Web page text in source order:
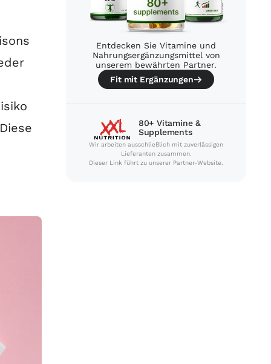
Entdecken Sie Vitamine und
Nahrungsergänzungsmittel von
unserem bewährten Partner.
Fit mit Ergänzungen
80+ Vitamine &
Supplements
Wir arbeiten ausschließlich mit zuverlässigen
Lieferanten zusammen.
Dieser Link führt zu unserer Partner-Website.